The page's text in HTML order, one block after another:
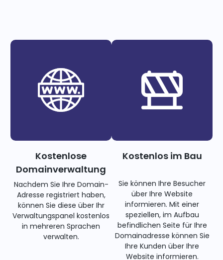
Kostenlose
Domainverwaltung
Nachdem Sie Ihre Domain-
Adresse registriert haben,
können Sie diese über Ihr
Verwaltungspanel kostenlos
in mehreren Sprachen
verwalten.
Kostenlos im Bau
Sie können Ihre Besucher
über Ihre Website
informieren. Mit einer
speziellen, im Aufbau
befindlichen Seite für Ihre
Domainadresse können Sie
Ihre Kunden über Ihre
Website informieren.